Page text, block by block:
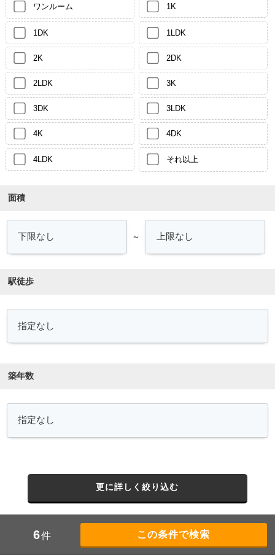
ワンルーム 1K
1DK 1LDK
2K 2DK
2LDK 3K
3DK 3LDK
4K 4DK
4LDK それ以上
面積
～
駅徒歩
築年数
更に詳しく絞り込む
6件